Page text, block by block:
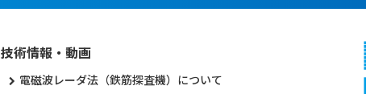
技術情報・動画
電磁波レーダ法（鉄筋探査機）について